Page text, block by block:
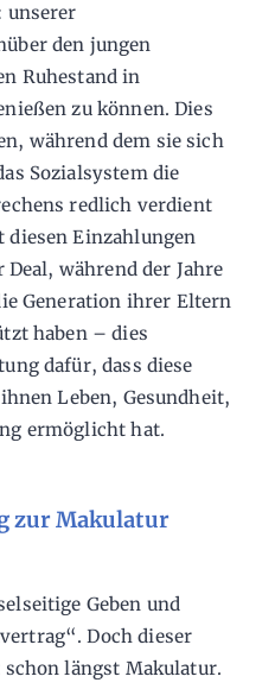
unserer
den jungen
Ruhestand in
zu können. Dies
während dem sie sich
Sozialsystem die
redlich verdient
diesen Einzahlungen
während der Jahre
Generation ihrer Eltern
haben – dies
dafür, dass diese
Leben, Gesundheit,
ermöglicht hat.
zur Makulatur
Geben und
Doch dieser
längst Makulatur.